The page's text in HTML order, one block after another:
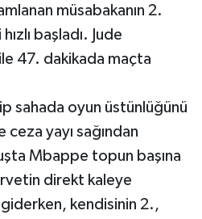
müsabakanın 2.
başladı. Jude
47. dakikada maçta
sahada oyun üstünlüğünü
yayı sağından
Mbappe topun başına
direkt kaleye
kendisinin 2.,